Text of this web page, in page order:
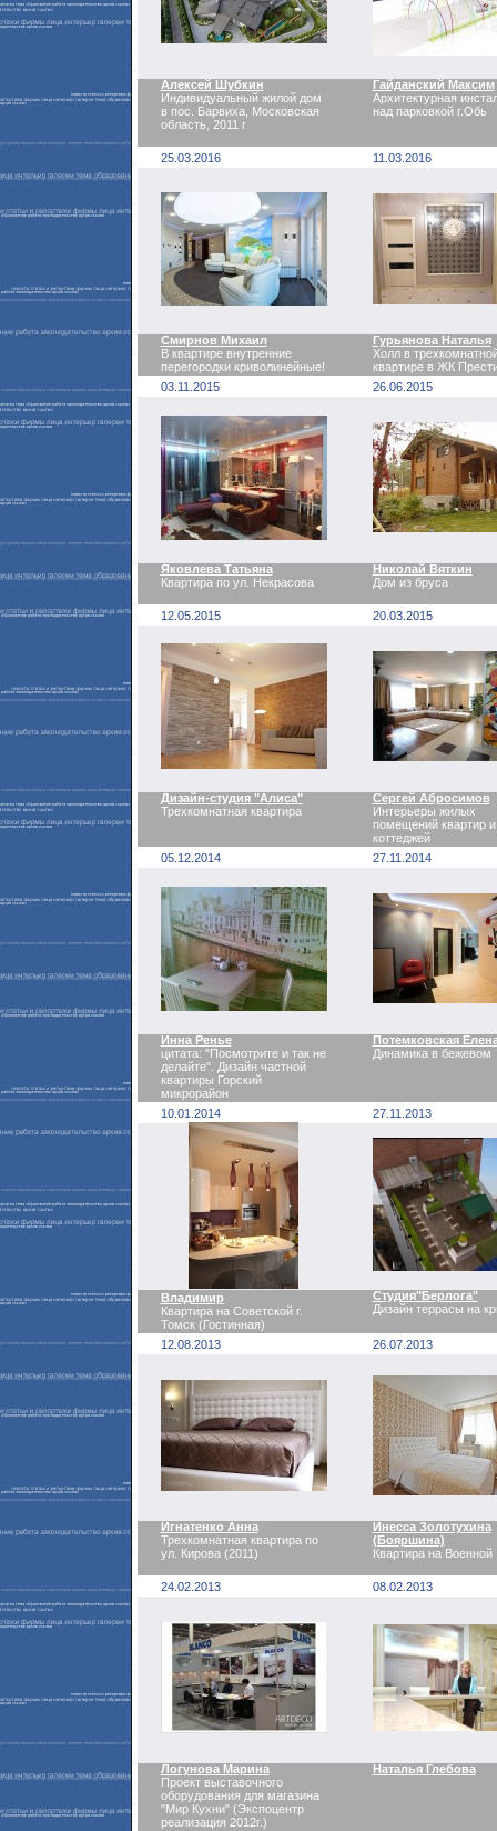
Алексей Шубкин
Индивидуальный жилой дом
в пос. Барвиха, Московская
область, 2011 г
Гайданский Максим
Архитектурная
над парковкой г.Обь
25.03.2016
Смирнов Михаил
В квартире внутренние
перегородки криволинейные!
11.03.2016
Гурьянова Наталья
Холл в
квартире в ЖК
03.11.2015
Яковлева Татьяна
Квартира по ул. Некрасова
26.06.2015
Николай Вяткин
Дом из бруса
12.05.2015
Дизайн-студия "Алиса"
Трехкомнатная квартира
20.03.2015
Сергей Абросимов
Интерьеры жилых
помещений квартир и
коттеджей
05.12.2014
Инна Ренье
цитата: "Посмотрите и так не
делайте". Дизайн частной
квартиры Горский
микрорайон
27.11.2014
Потемковская
Динамика в бежевом
10.01.2014
Владимир
Квартира на Советской г.
Томск (Гостинная)
27.11.2013
Студия"Берлога"
Дизайн террасы на
12.08.2013
Игнатенко Анна
Трехкомнатная квартира по
ул. Кирова (2011)
26.07.2013
Инесса Золотухина
(Бояршина)
Квартира на Военной
24.02.2013
Логунова Марина
Проект выставочного
оборудования для магазина
"Мир Кухни" (Экспоцентр
реализация 2012г.)
08.02.2013
Наталья Глебова